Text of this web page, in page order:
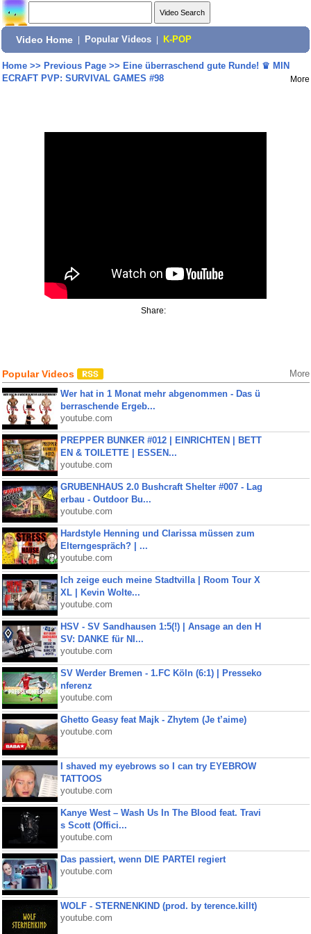
Video Home Popular Videos K-POP
Home>> Previous Page>> Eine überraschend gute Runde! ♛ MIN
ECRAFT PVP: SURVIVAL GAMES #98
More
Share:
Popular Videos More
Wer hat in 1 Monat mehr abgenommen - Das ü
berraschende Ergeb...
youtube.com
PREPPER BUNKER #012 | EINRICHTEN | BETT
EN & TOILETTE | ESSEN...
youtube.com
GRUBENHAUS 2.0 Bushcraft Shelter #007 - Lag
erbau - Outdoor Bu...
youtube.com
Hardstyle Henning und Clarissa müssen zum
Elterngespräch? | ...
youtube.com
Ich zeige euch meine Stadtvilla | Room Tour X
XL | Kevin Wolte...
youtube.com
HSV - SV Sandhausen 1:5(!) | Ansage an den H
SV: DANKE für NI...
youtube.com
SV Werder Bremen - 1.FC Köln (6:1) | Presseko
nferenz
youtube.com
Ghetto Geasy feat Majk - Zhytem (Je t’aime)
youtube.com
I shaved my eyebrows so I can try EYEBROW
TATTOOS
youtube.com
Kanye West – Wash Us In The Blood feat. Travi
s Scott (Offici...
youtube.com
Das passiert, wenn DIE PARTEI regiert
youtube.com
WOLF - STERNENKIND (prod. by terence.killt)
youtube.com